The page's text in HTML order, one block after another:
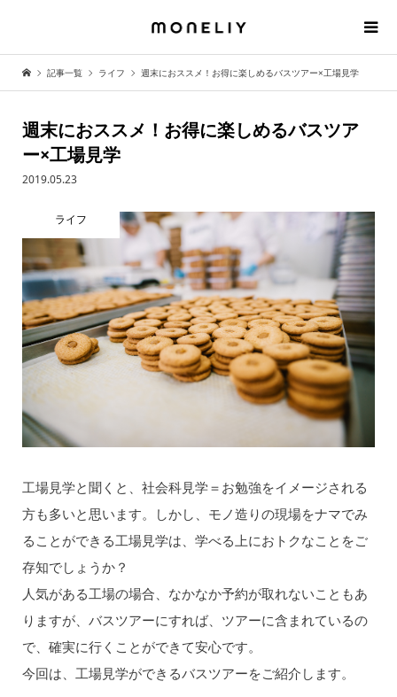
記事一覧 ライフ 週末におススメ！お得に楽しめるバスツアー×工場見学
週末におススメ！お得に楽しめるバスツア
ー×工場見学
2019.05.23
ライフ
工場見学と聞くと、社会科見学＝お勉強をイメージされる
方も多いと思います。しかし、モノ造りの現場をナマでみ
ることができる工場見学は、学べる上におトクなことをご
存知でしょうか？
人気がある工場の場合、なかなか予約が取れないこともあ
りますが、バスツアーにすれば、ツアーに含まれているの
で、確実に行くことができて安心です。
今回は、工場見学ができるバスツアーをご紹介します。